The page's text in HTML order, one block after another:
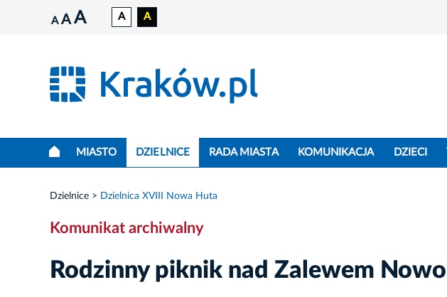
A A A A A
MIASTO DZIELNICE RADA MIASTA KOMUNIKACJA DZIECI
Dzielnice Dzielnica XVIII Nowa Huta
Komunikat archiwalny
Rodzinny piknik nad Zalewem